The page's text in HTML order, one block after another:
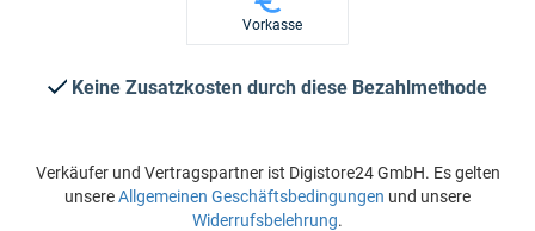
Vorkasse
Keine Zusatzkosten durch diese Bezahlmethode
Verkäufer und Vertragspartner ist Digistore24 GmbH. Es gelten
unsereAllgemeinen Geschäftsbedingungen und unsere
Widerrufsbelehrung.